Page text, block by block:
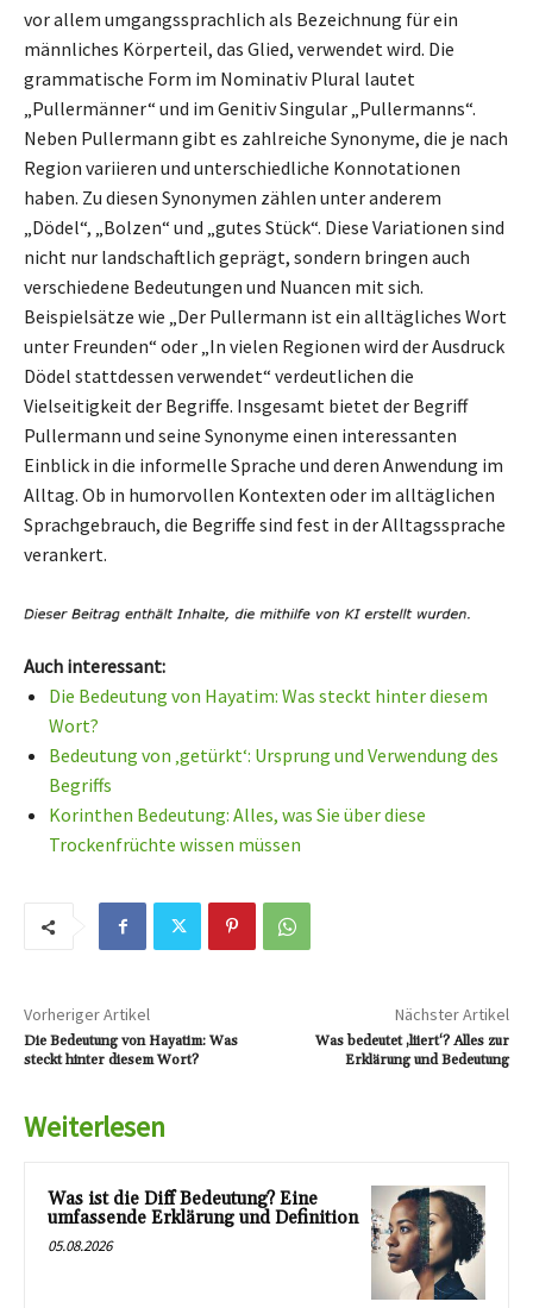
vor allem umgangssprachlich als Bezeichnung für ein
männliches Körperteil, das Glied, verwendet wird. Die
grammatische Form im Nominativ Plural lautet
„Pullermänner“ und im Genitiv Singular „Pullermanns“.
Neben Pullermann gibt es zahlreiche Synonyme, die je nach
Region variieren und unterschiedliche Konnotationen
haben. Zu diesen Synonymen zählen unter anderem
„Dödel“, „Bolzen“ und „gutes Stück“. Diese Variationen sind
nicht nur landschaftlich geprägt, sondern bringen auch
verschiedene Bedeutungen und Nuancen mit sich.
Beispielsätze wie „Der Pullermann ist ein alltägliches Wort
unter Freunden“ oder „In vielen Regionen wird der Ausdruck
Dödel stattdessen verwendet“ verdeutlichen die
Vielseitigkeit der Begriffe. Insgesamt bietet der Begriff
Pullermann und seine Synonyme einen interessanten
Einblick in die informelle Sprache und deren Anwendung im
Alltag. Ob in humorvollen Kontexten oder im alltäglichen
Sprachgebrauch, die Begriffe sind fest in der Alltagssprache
verankert.
Auch interessant:
Die Bedeutung von Hayatim: Was steckt hinter diesem
Wort?
Bedeutung von ‚getürkt‘: Ursprung und Verwendung des
Begriffs
Korinthen Bedeutung: Alles, was Sie über diese
Trockenfrüchte wissen müssen
Vorheriger Artikel
Die Bedeutung von Hayatim: Was
steckt hinter diesem Wort?
Nächster Artikel
Was bedeutet ‚liiert‘? Alles zur
Erklärung und Bedeutung
Weiterlesen
Was ist die Diff Bedeutung? Eine
umfassende Erklärung und Definition
05.08.2026